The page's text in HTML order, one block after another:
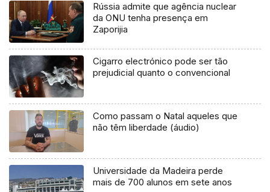
Rússia admite que agência nuclear
da ONU tenha presença em
Zaporijia
Cigarro electrónico pode ser tão
prejudicial quanto o convencional
Como passam o Natal aqueles que
não têm liberdade (áudio)
Universidade da Madeira perde
mais de 700 alunos em sete anos